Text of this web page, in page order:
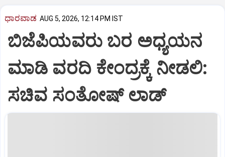
ಧಾರವಾಡ AUG 5, 2026, 12:14 PM IST
ಬಿಜೆಪಿಯವರು ಬರ ಅಧ್ಯಯನ
ಮಾಡಿ ವರದಿ ಕೇಂದ್ರಕ್ಕೆ ನೀಡಲಿ‌:
ಸಚಿವ ಸಂತೋಷ್ ಲಾಡ್